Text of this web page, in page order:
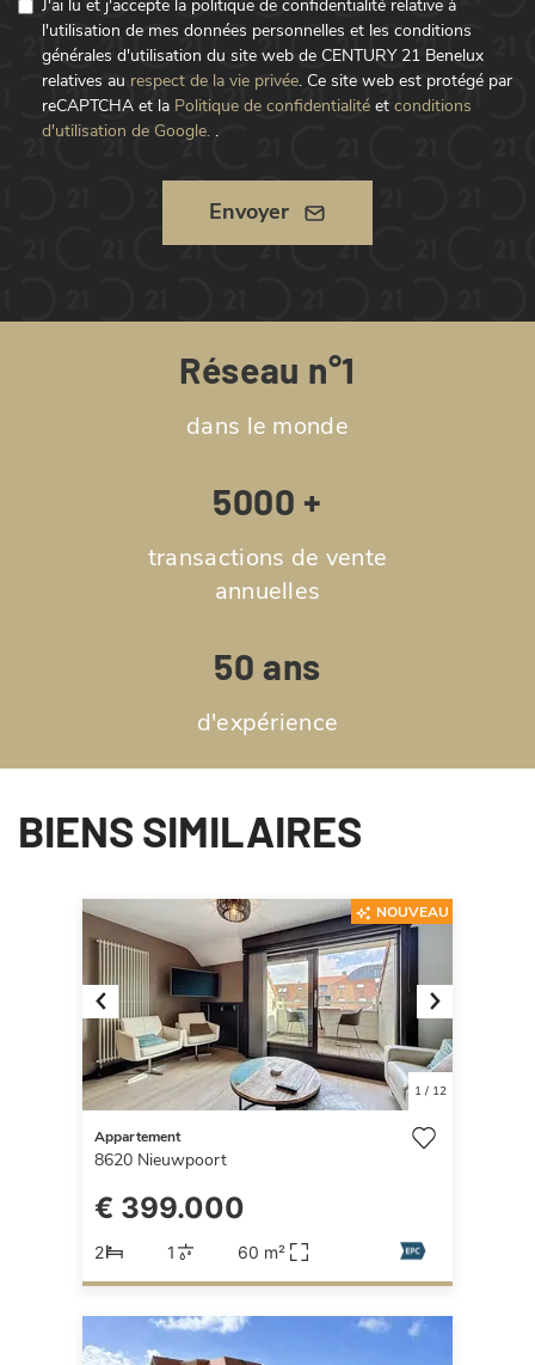
J'ai lu et j'accepte la politique de confidentialité relative à
l'utilisation de mes données personnelles et les conditions
générales d'utilisation du site web de CENTURY 21 Benelux
relatives au respect de la vie privée. Ce site web est protégé par
reCAPTCHA et la Politique de confidentialité et conditions
d'utilisation de Google. .
Envoyer
Réseau n°1
dans le monde
5000 +
transactions de vente
annuelles
50 ans
d'expérience
BIENS SIMILAIRES
Previous Next
1/ 12
NOUVEAU
Appartement
8620 Nieuwpoort
€ 399.000
2 1 60 m²